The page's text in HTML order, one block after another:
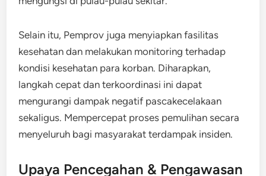
Selain itu, Pemprov juga menyiapkan fasilitas
kesehatan dan melakukan monitoring terhadap
kondisi kesehatan para korban. Diharapkan,
langkah cepat dan terkoordinasi ini dapat
mengurangi dampak negatif pascakecelakaan
sekaligus. Mempercepat proses pemulihan secara
menyeluruh bagi masyarakat terdampak insiden.
Upaya Pencegahan & Pengawasan